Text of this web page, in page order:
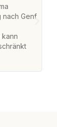
nach Genf